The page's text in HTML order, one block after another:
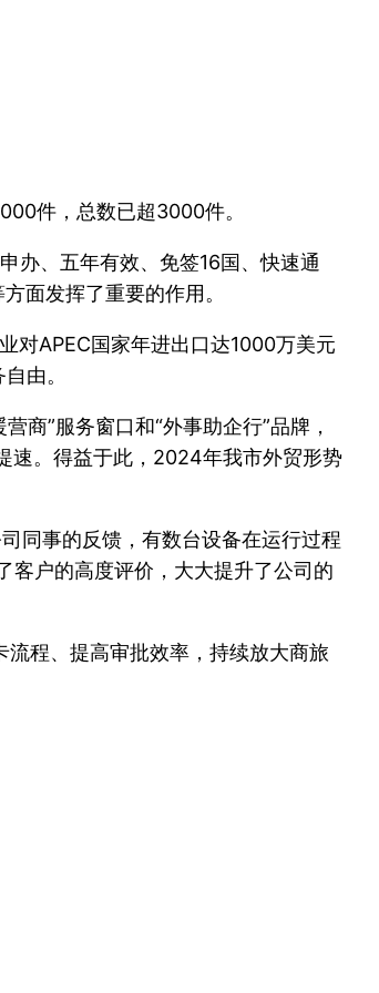
件，总数已超3000件。
、五年有效、免签16国、快速通
面发挥了重要的作用。
对APEC国家年进出口达1000万美元
由。
商”服务窗口和“外事助企行”品牌，
速。得益于此，2024年我市外贸形势
同事的反馈，有数台设备在运行过程
客户的高度评价，大大提升了公司的
程、提高审批效率，持续放大商旅